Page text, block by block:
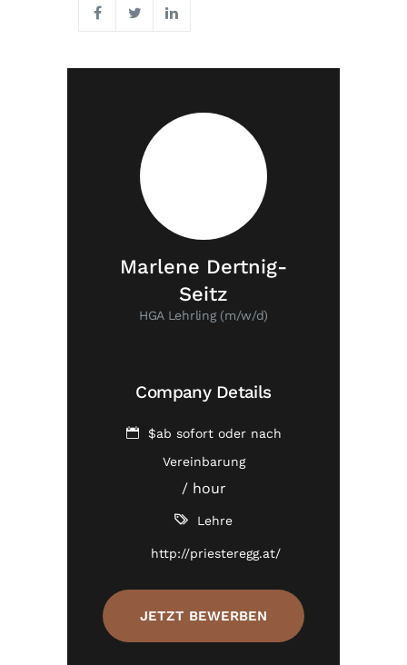
Marlene Dertnig-
Seitz
HGA Lehrling (m/w/d)
Company Details
$ab sofort oder nach
Vereinbarung
/ hour
Lehre
http://priesteregg.at/
JETZT BEWERBEN